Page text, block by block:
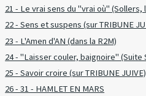
21 - Le vrai sens du "vrai où"
22 - Sens et suspens (sur TRIBUNE
23 - L'Amen d'AN (dans la R2M)
24 - "Laisser couler, baignoire" (Suite
25 - Savoir croire (sur TRIBUNE JUIVE)
26 - 31 - HAMLET EN MARS